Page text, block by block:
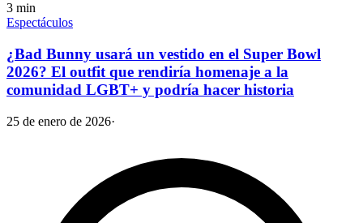
3 min
Espectáculos
¿Bad Bunny usará un vestido en el Super Bowl
2026? El outfit que rendiría homenaje a la
comunidad LGBT+ y podría hacer historia
25 de enero de 2026·